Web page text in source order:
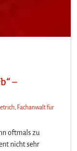
–
Fachanwalt für
oftmals zu
nicht sehr